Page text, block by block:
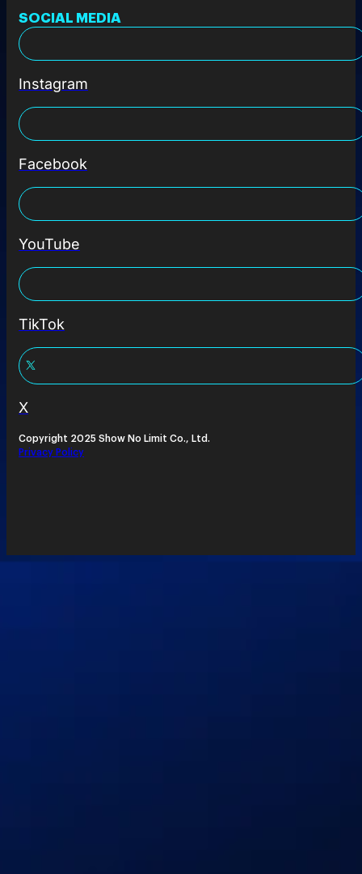
SOCIAL MEDIA
Instagram
Facebook
YouTube
TikTok
X
Copyright 2025 Show No Limit Co., Ltd.
Privacy Policy